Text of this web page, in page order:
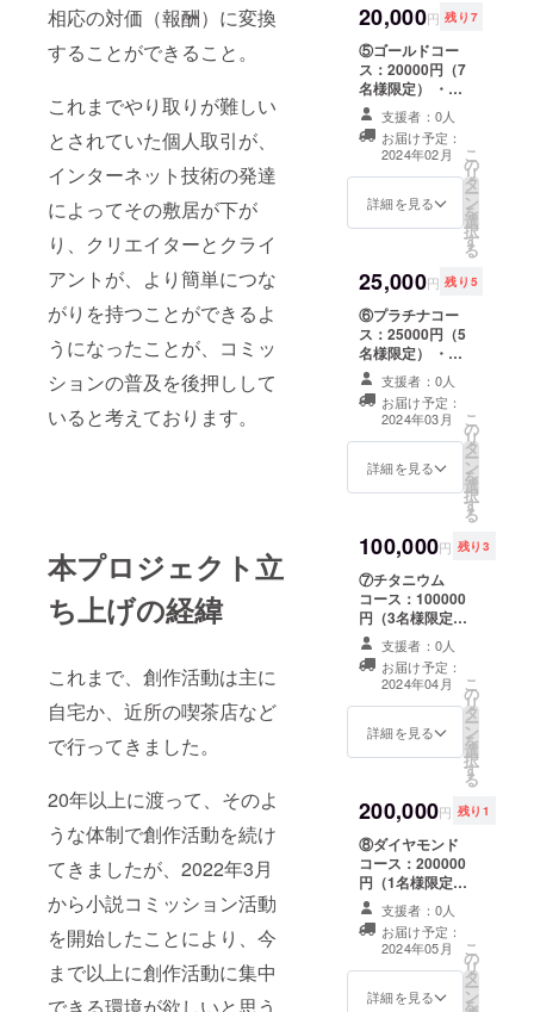
相応の対価（報酬）に変換
することができること。
これまでやり取りが難しい
とされていた個人取引が、
インターネット技術の発達
によってその敷居が下が
り、クリエイターとクライ
アントが、より簡単につな
がりを持つことができるよ
うになったことが、コミッ
ションの普及を後押しして
いると考えております。
本プロジェクト立
ち上げの経緯
これまで、創作活動は主に
自宅か、近所の喫茶店など
で行ってきました。
20年以上に渡って、そのよ
うな体制で創作活動を続け
てきましたが、2022年3月
から小説コミッション活動
を開始したことにより、今
まで以上に創作活動に集中
できる環境が欲しいと思う
１：本プロジェ
クトでは、成人
向けの内容を制
作することはで
きません。 注意
２：本プロジェ
クトは個人で実
施しているもの
であるため、制
行うことになり
ます。
た際はオーダー
メイド小説のお
届け時期が延び
る場合もござい
ますので、
あらか
じめご了承くだ
さい。 注意３：
本プロジェクト
におけるオー
ダーメイド小説
の著作権は当方
とします。
著作権
譲渡をご希望の
場合は、当方の
コミッションサ
イトからお問い
合わせくださ
い。
のテンプレート
をお送りしま
す。 ②テンプ
レートに内容を
ご記入いただ
き、返信を確認
した順番にオー
ダーメイド小説
を制作します。
適宜進捗報告を
行い、意識合わ
１：本プロジェ
クトでは、成人
向けの内容を制
作することはで
きません。 注意
２：本プロジェ
クトは個人で実
施しているもの
であるため、制
行うことになり
ます。
た際はオーダー
メイド小説のお
届け時期が延び
る場合もござい
ますので、
あらか
じめご了承くだ
さい。 注意３：
本プロジェクト
におけるオー
ダーメイド小説
の著作権は当方
とします。
著作権
譲渡をご希望の
場合は、当方の
コミッションサ
イトからお問い
合わせくださ
い。
ル） ※メッセー
ジ機能での送付
となります オー
ダーメイド小説
（15000文字以
内） 【リターン
制作について】
①クラウドファ
ンディング終了
者に向けてご記
入いただいた
のテンプレート
をお送りしま
す。 ②テンプ
レートに内容を
ご記入いただ
き、返信を確認
した順番にオー
ダーメイド小説
を制作します。
適宜進捗報告を
行い、意識合わ
１：本プロジェ
クトでは、成人
向けの内容を制
作することはで
きません。 注意
２：本プロジェ
クトは個人で実
施しているもの
であるため、制
行うことになり
ます。
た際はオーダー
メイド小説のお
届け時期が延び
る場合もござい
ますので、
あらか
じめご了承くだ
さい。 注意３：
本プロジェクト
におけるオー
ダーメイド小説
20,000円 残り7
⑤ゴールドコー
ス：20000円（7
名様限定） ・
20000文字以内
（文字単価1.0円
換算）のオー
ダーメイド小説
をお届けする
コースです。
ル） ※メッセー
ジ機能での送付
となります オー
ダーメイド小説
（20000文字以
内） 【リターン
制作について】
①クラウドファ
ンディング終了
者に向けてご記
入いただいた
のテンプレート
をお送りしま
す。 ②テンプ
レートに内容を
ご記入いただ
き、返信を確認
した順番にオー
ダーメイド小説
を制作します。
適宜進捗報告を
行い、意識合わ
１：本プロジェ
クトでは、成人
向けの内容を制
作することはで
きません。 注意
２：本プロジェ
クトは個人で実
施しているもの
であるため、制
行うことになり
支援者：0人
お届け予定：
2024年02月
詳細を見る
こ
の
リ
タ
ー
ン
を
選
択
す
る
25,000円 残り5
⑥プラチナコー
ス：25000円（5
名様限定） ・
25000文字以内
（文字単価1.0円
換算）のオー
ダーメイド小説
をお届けする
コースです。
ル） ※メッセー
ジ機能での送付
となります オー
ダーメイド小説
（25000文字以
内） 【リターン
制作について】
①クラウドファ
ンディング終了
者に向けてご記
入いただいた
のテンプレート
をお送りしま
す。 ②テンプ
レートに内容を
ご記入いただ
き、返信を確認
した順番にオー
ダーメイド小説
を制作します。
適宜進捗報告を
支援者：0人
お届け予定：
2024年03月
詳細を見る
こ
の
リ
タ
ー
ン
を
選
択
す
る
100,000円 残り3
⑦チタニウム
コース：100000
円（3名様限定）
・50000文字以
内（文字単価2.0
円換算）のオー
ダーメイド小説
をお届けする
コースです。
ル） ※メッセー
ジ機能での送付
となります オー
ダーメイド小説
（50000文字以
内） 【リターン
制作について】
①クラウドファ
ンディング終了
者に向けてご記
支援者：0人
お届け予定：
2024年04月
詳細を見る
こ
の
リ
タ
ー
ン
を
選
択
す
る
200,000円 残り1
⑧ダイヤモンド
コース：200000
円（1名様限定）
・100000文字以
内（文字単価2.0
円換算）のオー
ダーメイド小説
をお届けする
コースです。
支援者：0人
お届け予定：
2024年05月
詳細を見る
こ
の
リ
タ
ー
ン
を